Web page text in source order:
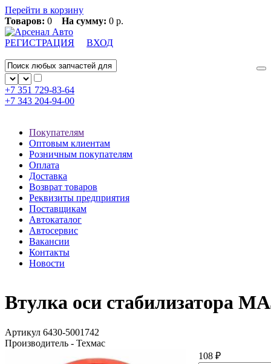
Перейти в корзину
Товаров: 0 На сумму: 0 р.
РЕГИСТРАЦИЯ ВХОД
+7 351 729-83-64
+7 343 204-94-00
Покупателям
Оптовым клиентам
Розничным покупателям
Оплата
Доставка
Возврат товаров
Реквизиты предприятия
Поставщикам
Автокаталог
Автосервис
Вакансии
Контакты
Новости
Втулка оси стабилизатора
Артикул 6430-5001742
Производитель - Техмас
108 ₽